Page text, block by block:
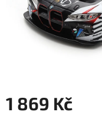
1 869 Kč